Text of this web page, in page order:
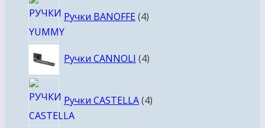
Ручки BANOFFE 4товара
Ручки CANNOLI 44
Ручки CASTELLA 4товара